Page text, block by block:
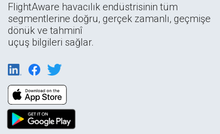
FlightAware havacılık endüstrisinin tüm
segmentlerine doğru, gerçek zamanlı, geçmişe
dönük ve tahminî
uçuş bilgileri sağlar.